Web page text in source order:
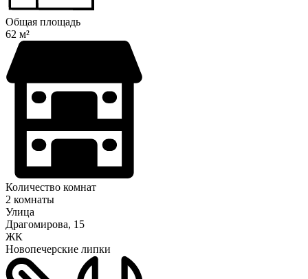
Общая площадь
62 м²
Количество комнат
2 комнаты
Улица
Драгомирова, 15
ЖК
Новопечерские липки